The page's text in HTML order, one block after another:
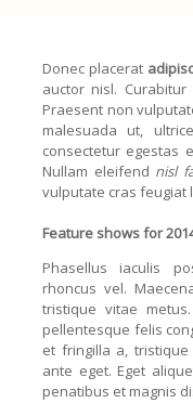
Donec placerat
auctor nisl.
Praesent non
malesuada ut,
consectetur egestas
Nullam eleifend nisl
vulputate cras feugiat
Feature shows for
Phasellus iaculis
rhoncus vel.
tristique vitae
pellentesque felis
et fringilla a,
ante eget. Eget
penatibus et magnis